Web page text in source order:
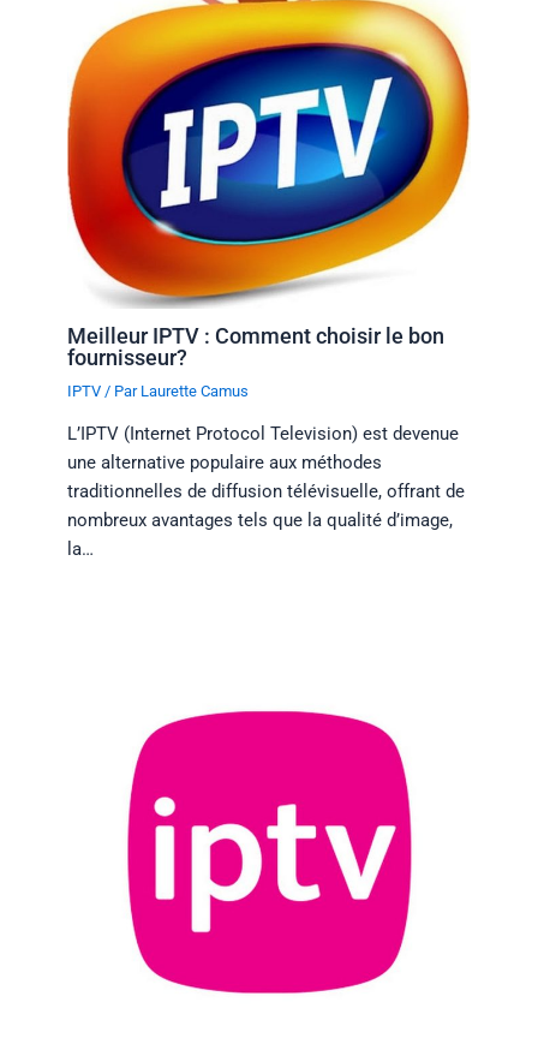
Meilleur IPTV : Comment choisir le bon
fournisseur?
IPTV / Par Laurette Camus
L’IPTV (Internet Protocol Television) est devenue
une alternative populaire aux méthodes
traditionnelles de diffusion télévisuelle, offrant de
nombreux avantages tels que la qualité d’image,
la…